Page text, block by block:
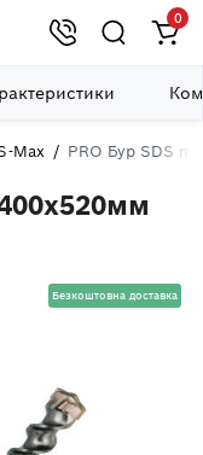
0
Max PRO Бур SDS
Безкоштовна доставка